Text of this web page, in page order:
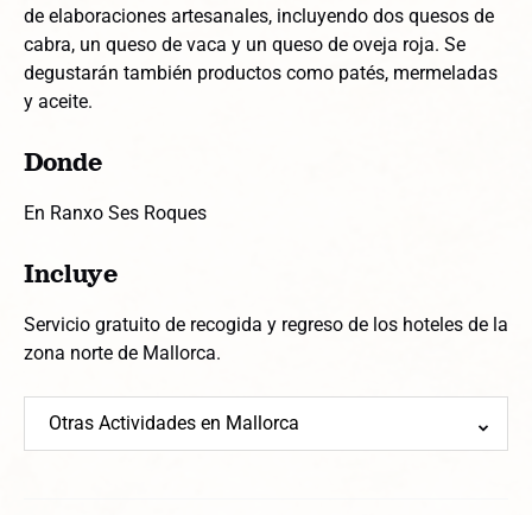
de elaboraciones artesanales, incluyendo dos quesos de
cabra, un queso de vaca y un queso de oveja roja. Se
degustarán también productos como patés, mermeladas
y aceite.
Donde
En Ranxo Ses Roques
Incluye
Servicio gratuito de recogida y regreso de los hoteles de la
zona norte de Mallorca.
Otras Actividades en Mallorca